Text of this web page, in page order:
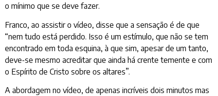
o mínimo que se deve fazer.
Franco, ao assistir o vídeo, disse que a sensação é de que
“nem tudo está perdido. Isso é um estímulo, que não se tem
encontrado em toda esquina, à que sim, apesar de um tanto,
deve-se mesmo acreditar que ainda há crente temente e com
o Espírito de Cristo sobre os altares”.
A abordagem no vídeo, de apenas incríveis dois minutos mas